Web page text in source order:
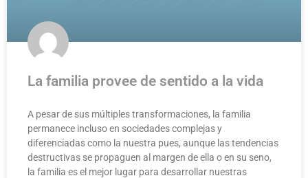
La familia provee de sentido a la vida
A pesar de sus múltiples transformaciones, la familia
permanece incluso en sociedades complejas y
diferenciadas como la nuestra pues, aunque las tendencias
destructivas se propaguen al margen de ella o en su seno,
la familia es el mejor lugar para desarrollar nuestras